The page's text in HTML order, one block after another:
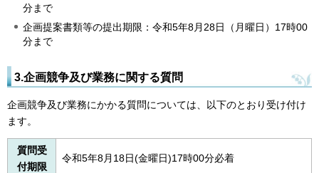
分まで
企画提案書類等の提出期限：令和5年8月28日（月曜日）17時00
分まで
3.企画競争及び業務に関する質問
企画競争及び業務にかかる質問については、以下のとおり受け付け
ます。
質問受
付期限
令和5年8月18日(金曜日)17時00分必着